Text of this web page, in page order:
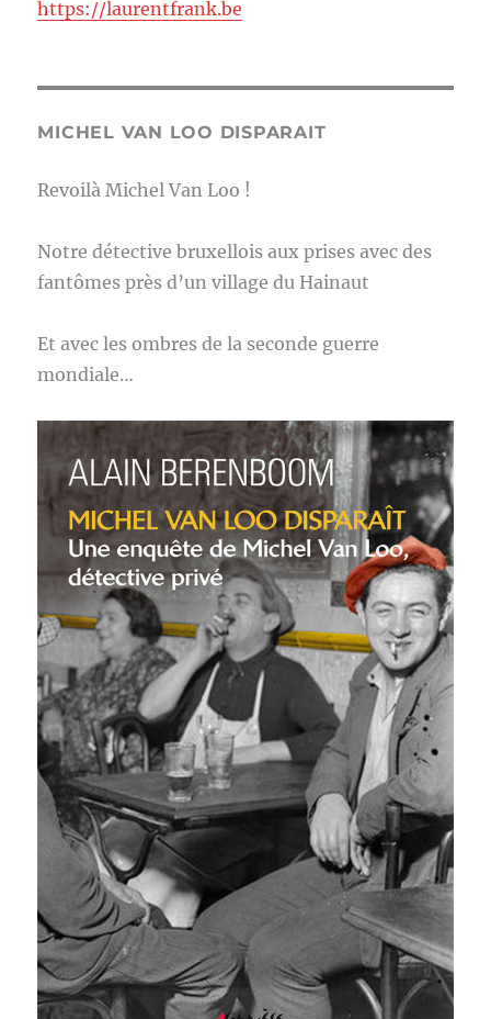
https://laurentfrank.be
MICHEL VAN LOO DISPARAIT
Revoilà Michel Van Loo !
Notre détective bruxellois aux prises avec des
fantômes près d’un village du Hainaut
Et avec les ombres de la seconde guerre
mondiale…